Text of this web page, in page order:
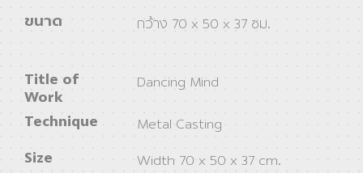
ขนาด กว้าง 70 x 50 x 37 ซม.
Title of
Work
Dancing Mind
Technique Metal Casting
Size Width 70 x 50 x 37 cm.